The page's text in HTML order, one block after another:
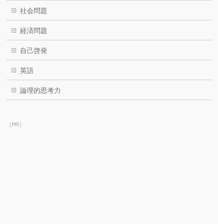
社会問題
経済問題
自己啓発
英語
論理的思考力
［PR］